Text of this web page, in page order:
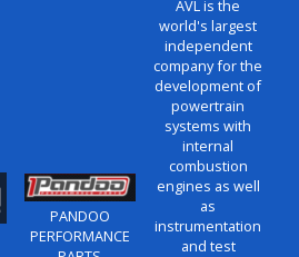
PANDOO
PERFORMANCE
AVL is the
world's largest
independent
company for the
development of
powertrain
systems with
internal
combustion
engines as well
as
instrumentation
and test